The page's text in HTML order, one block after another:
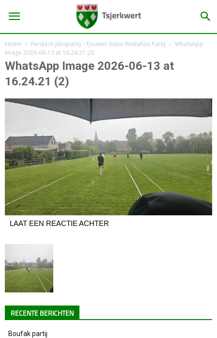
Home Ferslach Jûnspartij – fjouwer listen Waltahûs Partij
WhatsApp
Image 2026-06-13 at 16.24.21 (2)
WhatsApp Image 2026-06-13 at
16.24.21 (2)
LAAT EEN REACTIE ACHTER
RECENTE BERICHTEN
Boufak partij